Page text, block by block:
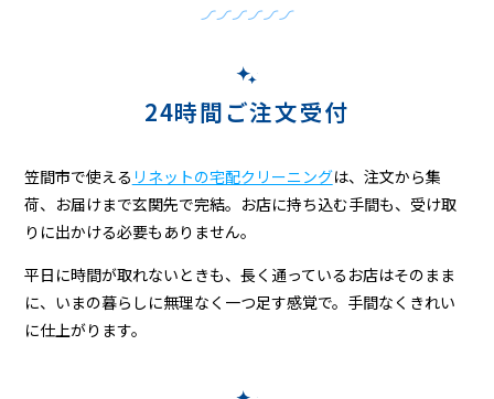
込
み
不
要・
最
24時間ご注文受付
笠間市で使える リネットの宅配クリーニングは、注文から集
荷、お届けまで玄関先で完結。お店に持ち込む手間も、受け取
りに出かける必要もありません。
平日に時間が取れないときも、長く通っているお店はそのまま
に、いまの暮らしに無理なく一つ足す感覚で。手間なくきれい
に仕上がります。